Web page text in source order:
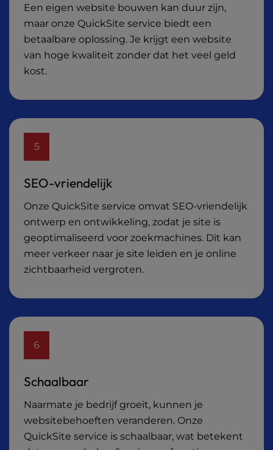
Een eigen website bouwen kan duur zijn,
maar onze QuickSite service biedt een
betaalbare oplossing. Je krijgt een website
van hoge kwaliteit zonder dat het veel geld
kost.
5
SEO-vriendelijk
Onze QuickSite service omvat SEO-vriendelijk
ontwerp en ontwikkeling, zodat je site is
geoptimaliseerd voor zoekmachines. Dit kan
meer verkeer naar je site leiden en je online
zichtbaarheid vergroten.
6
Schaalbaar
Naarmate je bedrijf groeit, kunnen je
websitebehoeften veranderen. Onze
QuickSite service is schaalbaar, wat betekent